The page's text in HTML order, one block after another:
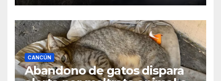
CANCÚN
Abandono de gatos dispara